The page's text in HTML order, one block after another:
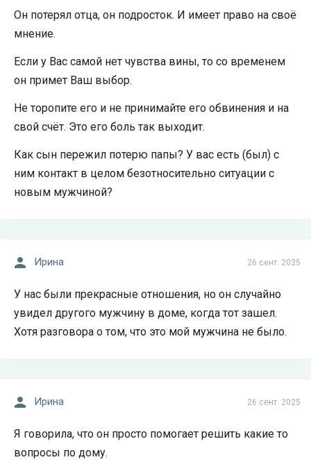
Он потерял отца, он подросток. И имеет право на своё
мнение.
Если у Вас самой нет чувства вины, то со временем
он примет Ваш выбор.
Не торопите его и не принимайте его обвинения и на
свой счёт. Это его боль так выходит.
Как сын пережил потерю папы? У вас есть (был) с
ним контакт в целом безотносительно ситуации с
новым мужчиной?
26 сент. 2025
Ирина
У нас были прекрасные отношения, но он случайно
увидел другого мужчину в доме, когда тот зашел.
Хотя разговора о том, что это мой мужчина не было.
26 сент. 2025
Ирина
Я говорила, что он просто помогает решить какие то
вопросы по дому.